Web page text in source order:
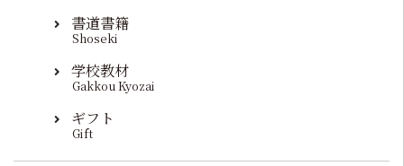
書道書籍
Shoseki
学校教材
Gakkou Kyozai
ギフト
Gift